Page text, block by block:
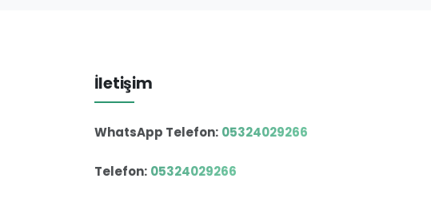
İletişim
WhatsApp Telefon: 05324029266
Telefon: 05324029266